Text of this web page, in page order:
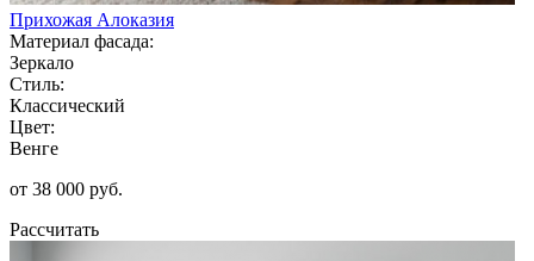
Прихожая Алоказия
Материал фасада:
Зеркало
Стиль:
Классический
Цвет:
Венге
от 38 000 руб.
Рассчитать